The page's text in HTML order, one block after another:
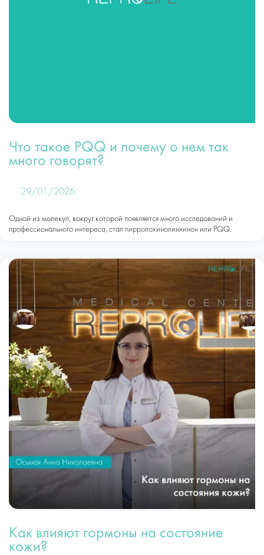
Что такое PQQ и почему о нем так
много говорят?
29/01/2026
Одной из молекул, вокруг которой появляется много исследований и
профессионального интереса, стал пирролохинолинхинон или PQQ.
Как влияют гормоны на состояние
кожи?